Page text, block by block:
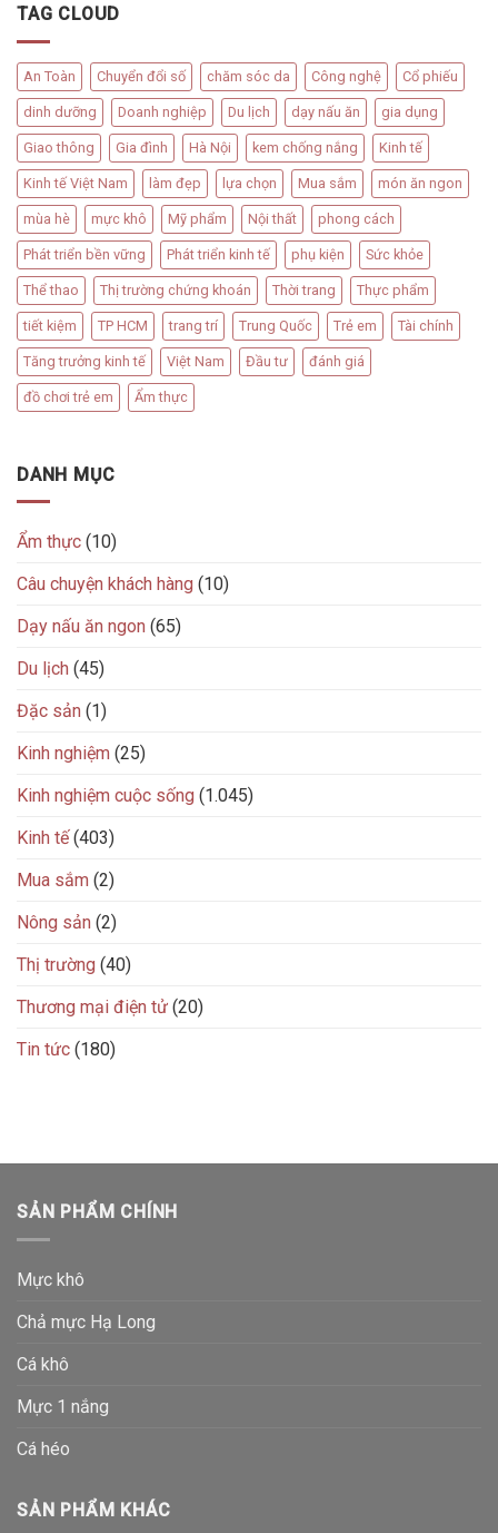
TAG CLOUD
An Toàn Chuyển đổi số chăm sóc da Công nghệ Cổ phiếu
dinh dưỡng Doanh nghiệp Du lịch dạy nấu ăn gia dụng
Giao thông Gia đình Hà Nội kem chống nắng Kinh tế
Kinh tế Việt Nam làm đẹp lựa chọn Mua sắm món ăn ngon
mùa hè mực khô Mỹ phẩm Nội thất phong cách
Phát triển bền vững Phát triển kinh tế phụ kiện Sức khỏe
Thể thao Thị trường chứng khoán Thời trang Thực phẩm
tiết kiệm TP HCM trang trí Trung Quốc Trẻ em Tài chính
Tăng trưởng kinh tế Việt Nam Đầu tư đánh giá
đồ chơi trẻ em Ẩm thực
DANH MỤC
Ẩm thực (10)
Câu chuyện khách hàng (10)
Dạy nấu ăn ngon (65)
Du lịch (45)
Đặc sản (1)
Kinh nghiệm (25)
Kinh nghiệm cuộc sống (1.045)
Kinh tế(403)
Mua sắm (2)
Nông sản (2)
Thị trường (40)
Thương mại điện tử (20)
Tin tức (180)
SẢN PHẨM CHÍNH
Mực khô
Chả mực Hạ Long
Cá khô
Mực 1 nắng
Cá héo
SẢN PHẨM KHÁC